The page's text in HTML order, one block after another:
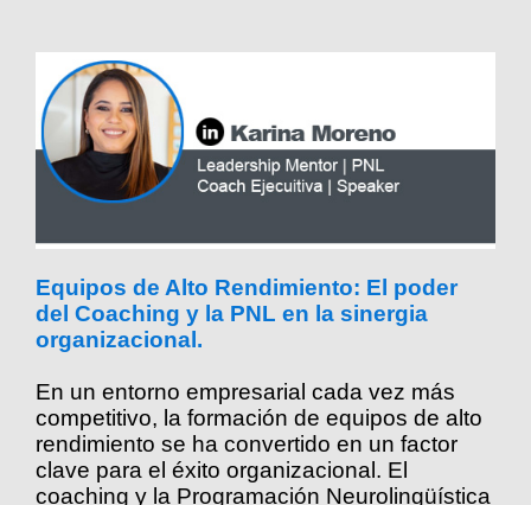
Equipos de Alto Rendimiento: El poder
del Coaching y la PNL en la sinergia
organizacional.
En un entorno empresarial cada vez más
competitivo, la formación de equipos de alto
rendimiento se ha convertido en un factor
clave para el éxito organizacional. El
coaching y la Programación Neurolingüística